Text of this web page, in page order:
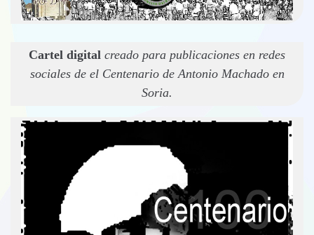
Cartel digital creado para publicaciones en redes
sociales de el Centenario de Antonio Machado en
Soria.